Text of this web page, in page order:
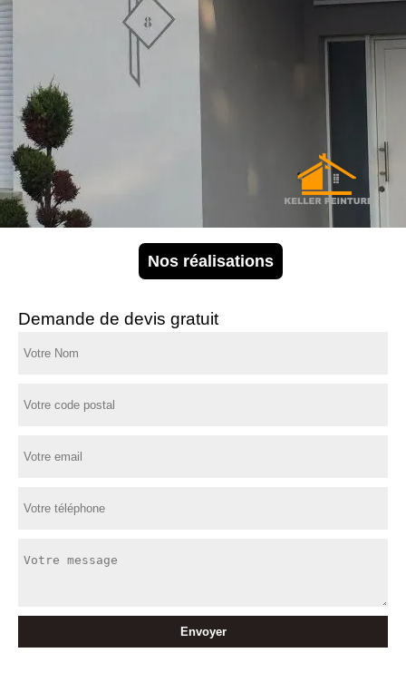
Nos réalisations
Demande de devis gratuit